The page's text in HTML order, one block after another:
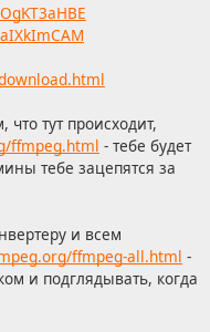
тут происходит,
ffmpeg.html - тебе будет
тебе зацепятся за
и всем
ffmpeg-all.html -
и подглядывать, когда